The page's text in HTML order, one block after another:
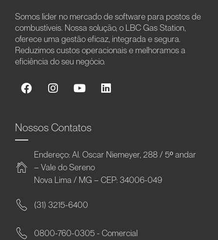
Somos líder no mercado de software para postos de
combustíveis. Nossa solução, o LBC Gas Station,
oferece uma gestão eficaz, integrada e segura.
Reduzimos custos operacionais e melhoramos a
eficiência do seu negócio.
Nossos Contatos
Endereço: Al. Oscar Niemeyer, 288 / 5º andar
– Vale do Sereno
Nova Lima / MG – CEP: 34006-049
(31) 3215-6400
0800-760-0305 - Comercial